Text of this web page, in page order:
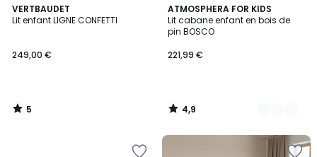
VERTBAUDET
Lit enfant LIGNE CONFETTI
249,00 €
5
/
5
/
ATMOSPHERA FOR KIDS
Lit cabane enfant en bois de
pin BOSCO
221,99 €
4,9
/ 5
2
Couleurs
4,9
/